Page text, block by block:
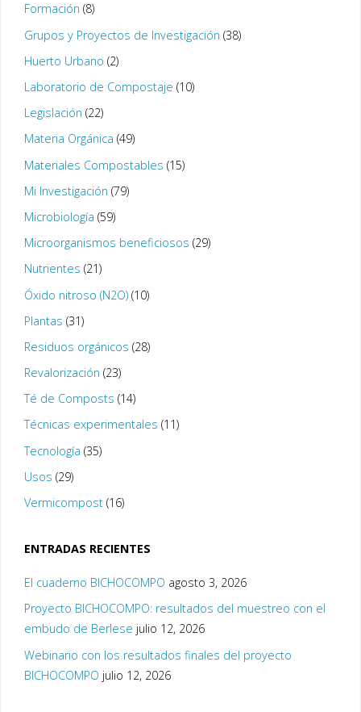
Formación (8)
Grupos y Proyectos de Investigación (38)
Huerto Urbano (2)
Laboratorio de Compostaje (10)
Legislación (22)
Materia Orgánica (49)
Materiales Compostables (15)
Mi Investigación (79)
Microbiología (59)
Microorganismos beneficiosos (29)
Nutrientes (21)
Óxido nitroso (N2O)(10)
Plantas (31)
Residuos orgánicos (28)
Revalorización (23)
Té de Composts (14)
Técnicas experimentales (11)
Tecnología (35)
Usos (29)
Vermicompost(16)
ENTRADAS RECIENTES
El cuaderno BICHOCOMPO agosto 3, 2026
Proyecto BICHOCOMPO: resultados del muestreo con el
embudo de Berlese julio 12, 2026
Webinario con los resultados finales del proyecto
BICHOCOMPO julio 12, 2026